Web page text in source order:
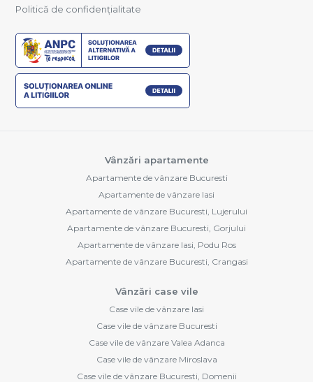
Politică de confidențialitate
Vânzări apartamente
Apartamente de vânzare Bucuresti
Apartamente de vânzare Iasi
Apartamente de vânzare Bucuresti, Lujerului
Apartamente de vânzare Bucuresti, Gorjului
Apartamente de vânzare Iasi, Podu Ros
Apartamente de vânzare Bucuresti, Crangasi
Vânzări case vile
Case vile de vânzare Iasi
Case vile de vânzare Bucuresti
Case vile de vânzare Valea Adanca
Case vile de vânzare Miroslava
Case vile de vânzare Bucuresti, Domenii